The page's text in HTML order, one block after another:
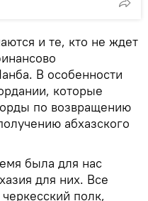
и те, кто не ждет
В особенности
которые
по возвращению
абхазского
была для нас
для них. Все
полк,